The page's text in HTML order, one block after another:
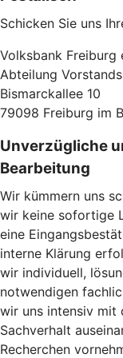
Schicken Sie uns
Volksbank Freiburg
Abteilung
Bismarckallee 10
79098 Freiburg im
Unverzügliche
Bearbeitung
Wir kümmern uns
wir keine sofortige
eine
interne Klärung
wir individuell,
notwendigen
wir uns intensiv mit
Sachverhalt
Recherchen